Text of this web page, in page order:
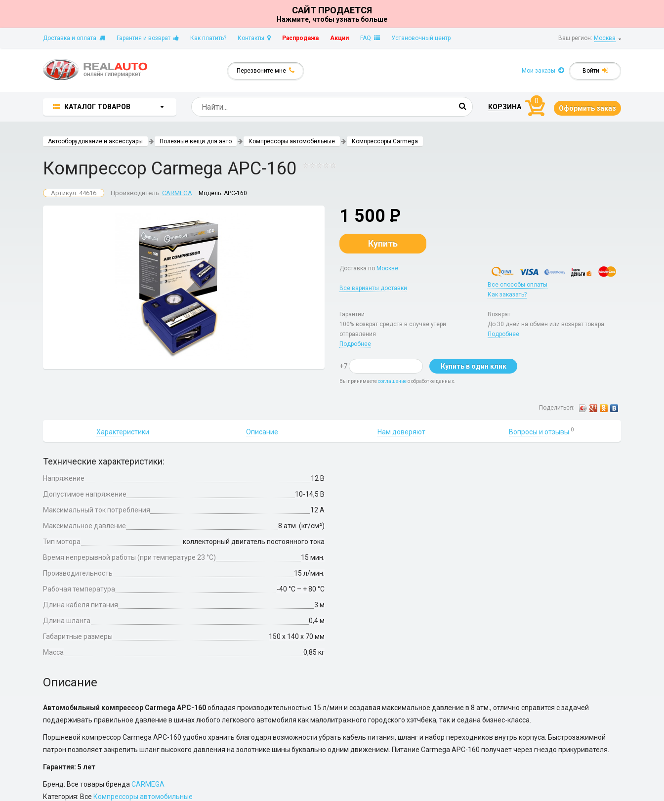
САЙТ ПРОДАЕТСЯ
Нажмите, чтобы узнать больше
Ваш регион: Москва
Доставка и оплата Гарантия и возврат Как платить? Контакты Распродажа Акции FAQ Установочный центр
Перезвоните мне Войти
Мои заказы
КАТАЛОГ ТОВАРОВ КОРЗИНА
0
Оформить заказ
Автооборудование и аксессуары Полезные вещи для авто Компрессоры автомобильные Компрессоры Carmega
Компрессор Carmega APC-160
Артикул: 44616 Производитель: CARMEGA Модель: APC-160
1 500 P
Купить
Доставка по Москве:
Все варианты доставки
Все способы оплаты
Как заказать?
Гарантии:
100% возврат средств в случае утери
отправления
Подробнее
Возврат:
До 30 дней на обмен или возврат товара
Подробнее
+7 Купить в один клик
Вы принимаетесоглашениео обработке данных.
Поделиться:
Характеристики Описание Нам доверяют Вопросы и отзывы 0
Технические характеристики:
Напряжение
12 В
Допустимое напряжение
10-14,5 В
Максимальный ток потребления
12 А
Максимальное давление
8 атм. (кг/см²)
Тип мотора
коллекторный двигатель постоянного тока
Время непрерывной работы (при температуре 23 °С)
15 мин.
Производительность
15 л/мин.
Рабочая температура
-40 °С – + 80 °С
Длина кабеля питания
3 м
Длина шланга
0,4 м
Габаритные размеры
150 х 140 х 70 мм
Масса
0,85 кг
Описание
Автомобильный компрессор Carmega APC-160обладая производительностью 15 л/мин и создавая максимальное давление в 8 атм., отлично справится с задачей
поддерживать правильное давление в шинах любого легкового автомобиля как малолитражного городского хэтчбека, так и седана бизнес-класса.
Поршневой компрессор Carmega APC-160 удобно хранить благодаря возможности убрать кабель питания, шланг и набор переходников внутрь корпуса. Быстрозажимной
патрон позволяет закрепить шланг высокого давления на золотнике шины буквально одним движением. Питание Carmega APC-160 получает через гнездо прикуривателя.
Гарантия: 5 лет
Бренд: Все товары бренда CARMEGA
Категория: Все Компрессоры автомобильные